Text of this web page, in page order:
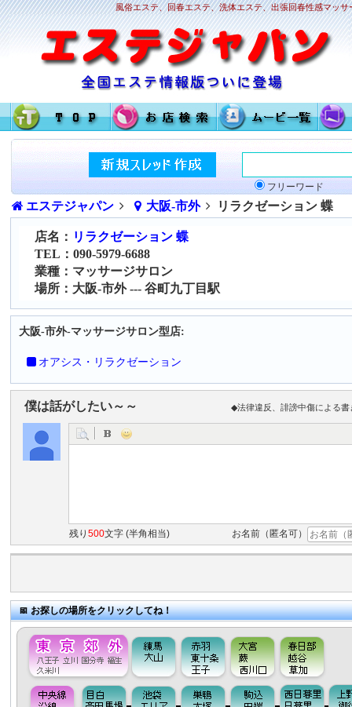
風俗エステ、回春エステ、洗体エステ、出張回春性感マッ
フリーワード
エステジャパン 大阪-市外 リラクゼーション 蝶
店名： リラクゼーション 蝶
TEL：090-5979-6688
業種：マッサージサロン
場所：大阪-市外 --- 谷町九丁目駅
大阪-市外-マッサージサロン型店:
オアシス・リラクゼーション
僕は話がしたい～～ ◆法律違反、誹謗中傷による
残り 500文字 (半角相当) お名前（匿名可）
お探しの場所をクリックしてね！